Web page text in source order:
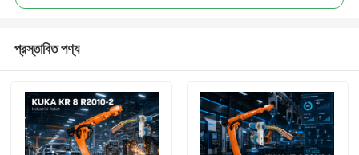
প্রস্তাবিত পণ্য